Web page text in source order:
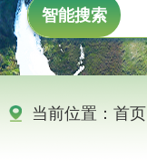
智能搜索
当前位置： 首页